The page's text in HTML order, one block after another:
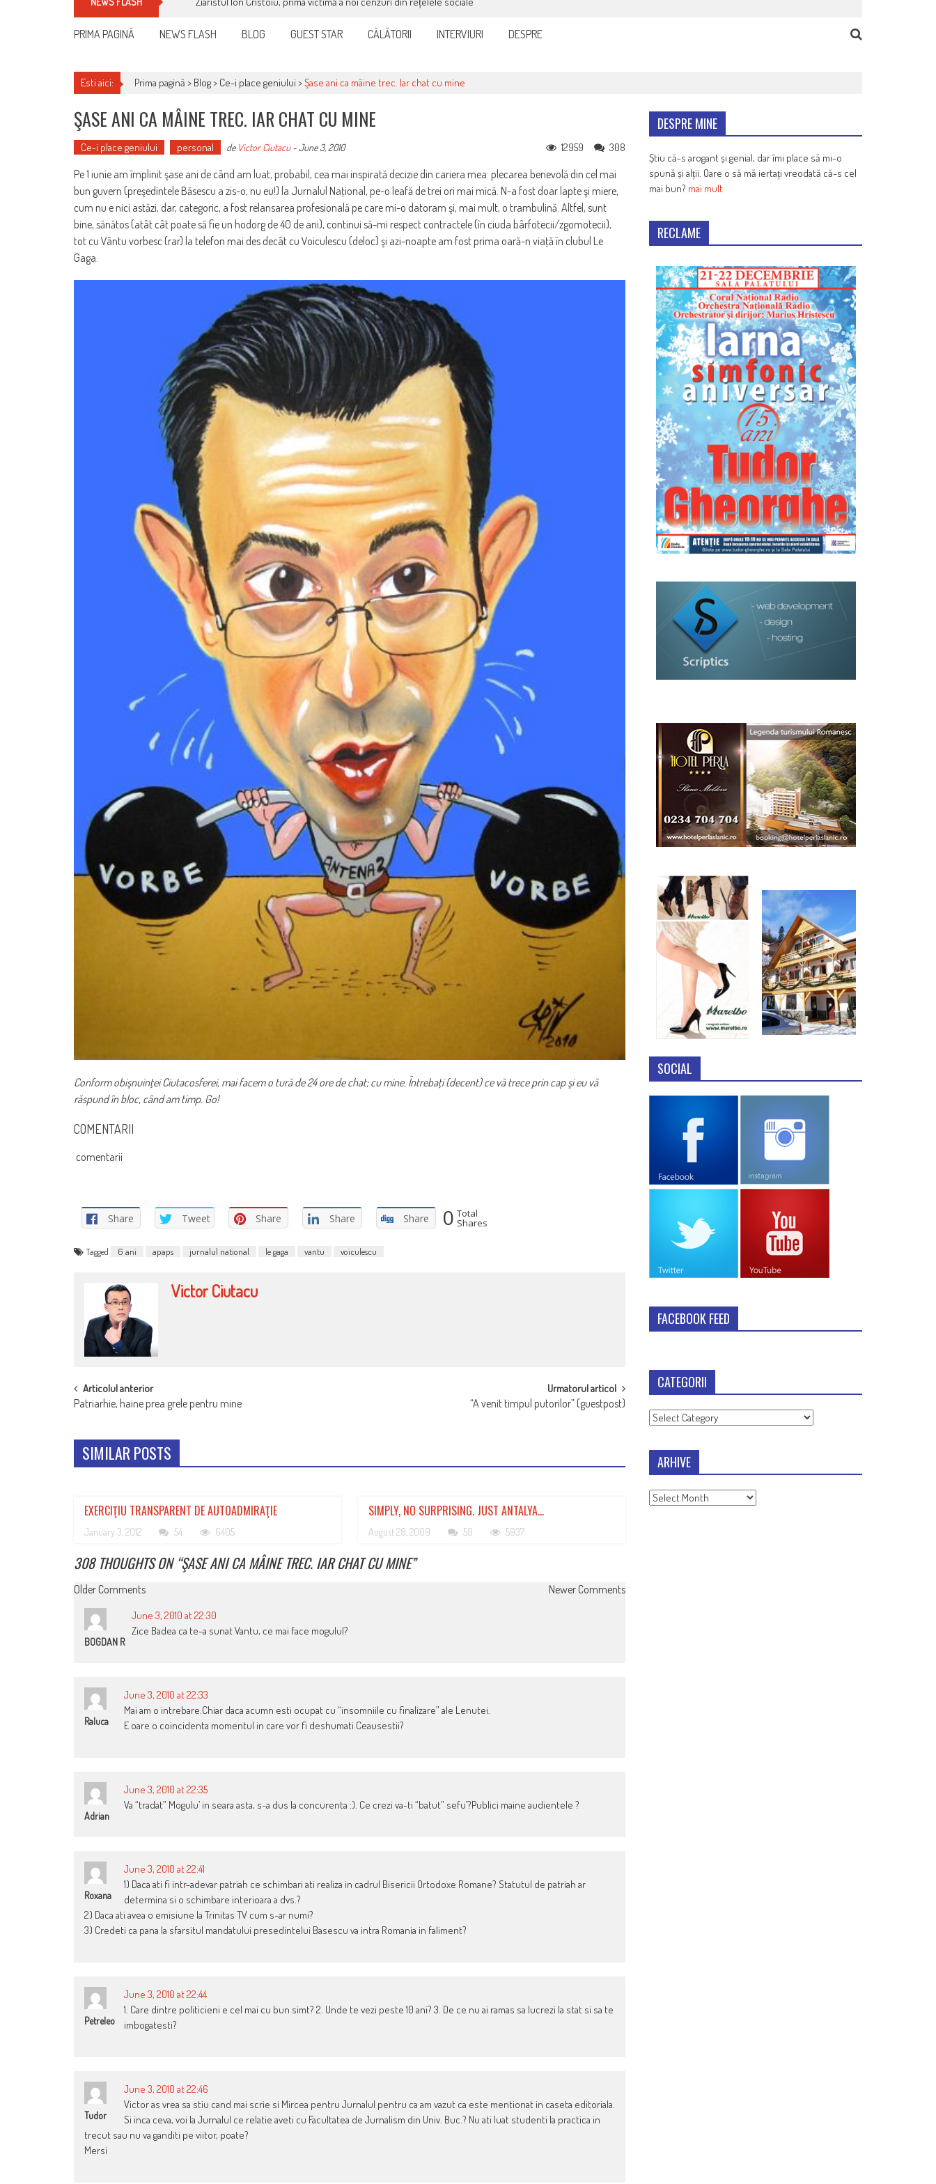
PRIMA PAGINĂ NEWS FLASH BLOG GUEST STAR CĂLĂTORII INTERVIURI DESPRE
Esti aici: Prima pagină > Blog> Ce-i place geniului >Şase ani ca mâine trec. Iar chat cu mine
ŞASE ANI CA MÂINE TREC. IAR CHAT CU MINE
Ce-i place geniului personal de Victor Ciutacu-June 3, 2010 308
12959
Pe 1 iunie am împlinit şase ani de când am luat, probabil, cea mai inspirată decizie din cariera mea: plecarea benevolă din cel mai
bun guvern (preşedintele Băsescu a zis-o, nu eu!) la Jurnalul Naţional, pe-o leafă de trei ori mai mică. N-a fost doar lapte şi miere,
cum nu e nici astăzi, dar, categoric, a fost relansarea profesională pe care mi-o datoram şi, mai mult, o trambulină. Altfel, sunt
bine, sănătos (atât cât poate să fie un hodorg de 40 de ani), continui să-mi respect contractele (în ciuda bârfotecii/zgomotecii),
tot cu Vântu vorbesc (rar) la telefon mai des decât cu Voiculescu (deloc) şi azi-noapte am fost prima oară-n viaţă în clubul Le
Gaga.
Conform obişnuinţei Ciutacosferei, mai facem o tură de 24 ore de chat; cu mine. Întrebaţi (decent) ce vă trece prin cap şi eu vă
răspund în bloc, când am timp. Go!
COMENTARII
comentarii
Share Tweet Share Share Share 0 Total
Shares
Tagged 6 ani apaps jurnalul national le gaga vantu voiculescu
Victor Ciutacu
POST
NAVIGATION
Articolul anterior
Patriarhie, haine prea grele pentru mine
Urmatorul articol
“A venit timpul putorilor” (guestpost)
SIMILAR POSTS
EXERCIŢIU TRANSPARENT DE AUTOADMIRAŢIE
January 3, 2012 54 6405
SIMPLY, NO SURPRISING. JUST ANTALYA…
August 28, 2009 58 5937
308 THOUGHTS ON “ŞASE ANI CA MÂINE TREC. IAR CHAT CU MINE”
COMMENT
NAVIGATION
Older Comments Newer Comments
BOGDAN R
June 3, 2010 at 22:30
Zice Badea ca te-a sunat Vantu, ce mai face mogulul?
Raluca
June 3, 2010 at 22:33
Mai am o intrebare.Chiar daca acumn esti ocupat cu “insomniile cu finalizare” ale Lenutei.
E oare o coincidenta momentul in care vor fi deshumati Ceausestii?
Adrian
June 3, 2010 at 22:35
Va “tradat” Mogulu’ in seara asta, s-a dus la concurenta :). Ce crezi va-ti “batut” sefu’?Publici maine audientele ?
Roxana
June 3, 2010 at 22:41
1) Daca ati fi intr-adevar patriah ce schimbari ati realiza in cadrul Bisericii Ortodoxe Romane? Statutul de patriah ar
determina si o schimbare interioara a dvs.?
2) Daca ati avea o emisiune la Trinitas TV cum s-ar numi?
3) Credeti ca pana la sfarsitul mandatului presedintelui Basescu va intra Romania in faliment?
Petreleo
June 3, 2010 at 22:44
1. Care dintre politicieni e cel mai cu bun simt? 2. Unde te vezi peste 10 ani? 3. De ce nu ai ramas sa lucrezi la stat si sa te
imbogatesti?
Tudor
June 3, 2010 at 22:46
Victor as vrea sa stiu cand mai scrie si Mircea pentru Jurnalul pentru ca am vazut ca este mentionat in caseta editoriala.
Si inca ceva, voi la Jurnalul ce relatie aveti cu Facultatea de Jurnalism din Univ. Buc.? Nu ati luat studenti la practica in
trecut sau nu va ganditi pe viitor, poate?
Mersi
DESPRE MINE
Știu că-s arogant și genial, dar îmi place să mi-o
spună și alții. Oare o să mă iertați vreodată că-s cel
mai bun? mai mult
RECLAME
SOCIAL
FACEBOOK FEED
CATEGORII
Categorii
ARHIVE
Arhive